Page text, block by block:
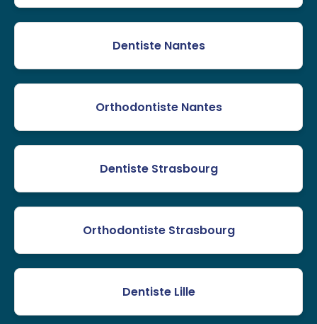
Dentiste Nantes
Orthodontiste Nantes
Dentiste Strasbourg
Orthodontiste Strasbourg
Dentiste Lille